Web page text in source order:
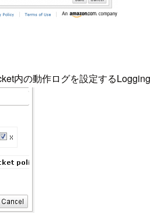
内の動作ログを設定する